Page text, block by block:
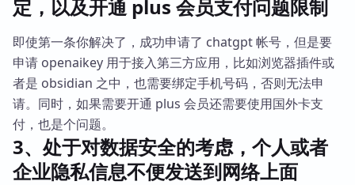
定，以及开通 plus 会员支付问题限制
即使第一条你解决了，成功申请了 chatgpt 帐号，但是要
申请 openaikey 用于接入第三方应用，比如浏览器插件或
者是 obsidian 之中，也需要绑定手机号码，否则无法申
请。同时，如果需要开通 plus 会员还需要使用国外卡支
付，也是个问题。
3、处于对数据安全的考虑，个人或者
企业隐私信息不便发送到网络上面